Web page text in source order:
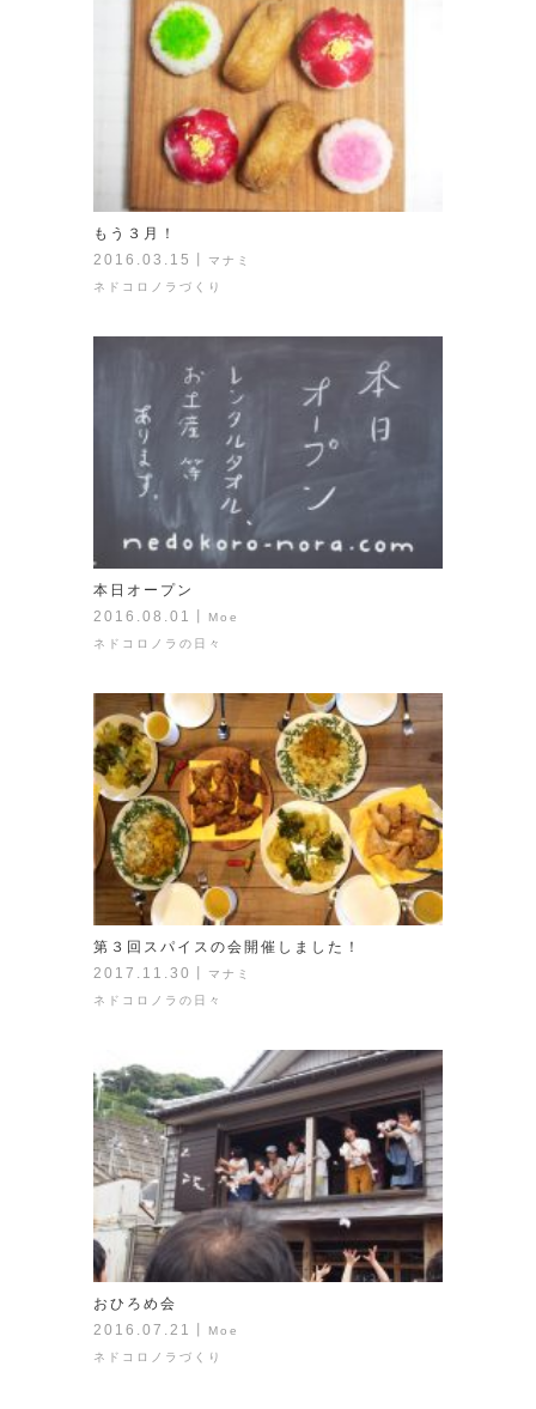
もう３月！
2016.03.15
マナミ
ネドコロノラづくり
本日オープン
2016.08.01
Moe
ネドコロノラの日々
第３回スパイスの会開催しました！
2017.11.30
マナミ
ネドコロノラの日々
おひろめ会
2016.07.21
Moe
ネドコロノラづくり